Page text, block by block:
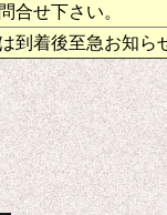
合せ下さい。
到着後至急お知ら